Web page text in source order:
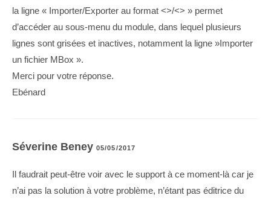
la ligne « Importer/Exporter au format <>/<> » permet
d’accéder au sous-menu du module, dans lequel plusieurs
lignes sont grisées et inactives, notamment la ligne »Importer
un fichier MBox ».
Merci pour votre réponse.
Ebénard
Séverine Beney 05/05/2017
Il faudrait peut-être voir avec le support à ce moment-là car je
n’ai pas la solution à votre problème, n’étant pas éditrice du